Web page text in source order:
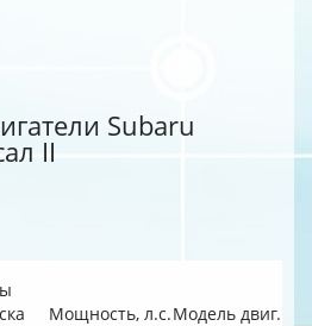
Subaru
II
Мощность, л.с.Модель двиг.